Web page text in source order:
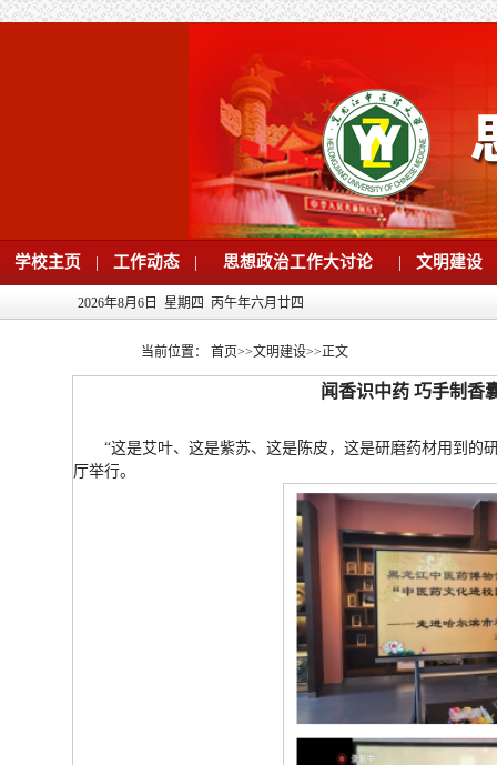
学校主页 | 工作动态 | 思想政治工作大讨论 | 文明建设
2026年8月6日 星期四 丙午年六月廿四
当前位置： 首页>>文明建设>>正文
闻香识中药 巧手制香
“这是艾叶、这是紫苏、这是陈皮，这是研磨药材用到
厅举行。